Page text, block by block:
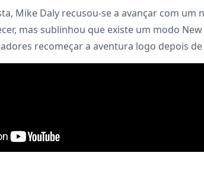
Mike Daly recusou-se a avançar com
mas sublinhou que existe um modo
recomeçar a aventura logo depois